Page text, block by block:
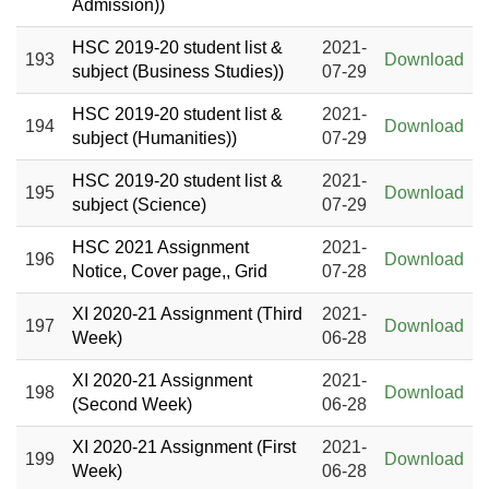
Admission))
193
HSC 2019-20 student list &
subject (Business Studies))
2021-
07-29
Download
194
HSC 2019-20 student list &
subject (Humanities))
2021-
07-29
Download
195
HSC 2019-20 student list &
subject (Science)
2021-
07-29
Download
196
HSC 2021 Assignment
Notice, Cover page,, Grid
2021-
07-28
Download
197
XI 2020-21 Assignment (Third
Week)
2021-
06-28
Download
198
XI 2020-21 Assignment
(Second Week)
2021-
06-28
Download
199
XI 2020-21 Assignment (First
Week)
2021-
06-28
Download